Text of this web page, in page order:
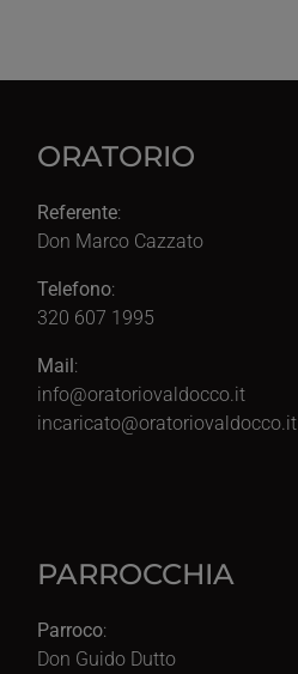
ORATORIO
Referente:
Don Marco Cazzato
Telefono:
320 607 1995
Mail:
info@oratoriovaldocco.it
incaricato@oratoriovaldocco.it
PARROCCHIA
Parroco:
Don Guido Dutto